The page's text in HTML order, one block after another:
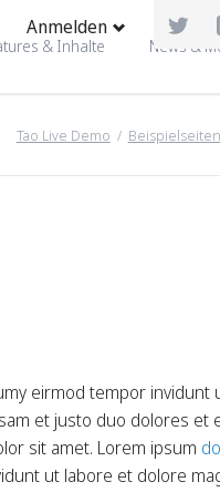
Anmelden
& Inhalte News &
News-
Suche
Sitemap
Tao Live Demo Beispielseiten
eirmod tempor invidunt
et justo duo dolores et
sit amet. Lorem ipsum
ut labore et dolore